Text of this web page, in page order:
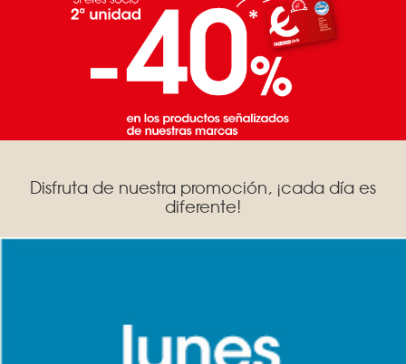
Disfruta de nuestra promoción, ¡cada día es
diferente!